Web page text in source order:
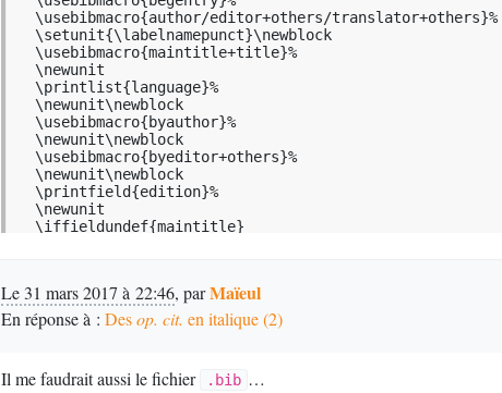
  \newunit
  \printfield{volumes}%
  \newunit\newblock
  \usebibmacro{publisher+location+date}%
Le 31 mars 2017 à 22:46, parMaïeul
En réponse à : Desop. cit. en italique (2)
Il me faudrait aussi le fichier .bib …